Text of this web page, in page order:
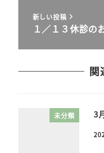
新しい投稿
１／１３休診の
関
未分類 3